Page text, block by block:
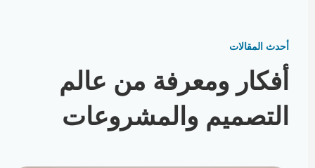
أحدث المقالات
أفكار ومعرفة من عالم
التصميم والمشروعات